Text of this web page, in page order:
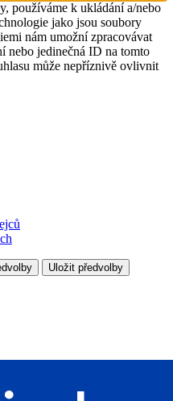
používáme k ukládání a/nebo
jako jsou soubory
nám umožní zpracovávat
nebo jedinečná ID na tomto
může nepříznivě ovlivnit
Uložit předvolby